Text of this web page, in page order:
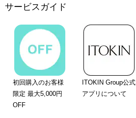
サービスガイド
初回購入のお客様
限定 最大5,000円
OFF
ITOKIN Group公式
アプリについて